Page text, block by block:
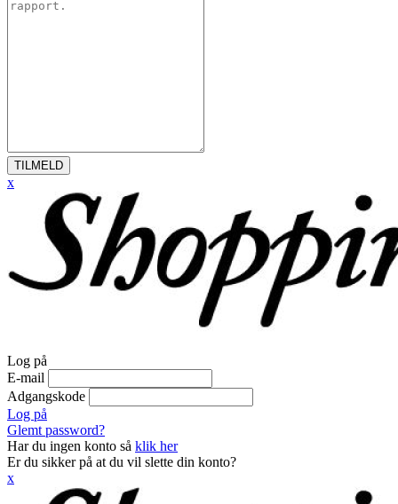
TILMELD
x
Log på
E-mail
Adgangskode
Log på
Glemt password?
Har du ingen konto så klik her
Er du sikker på at du vil slette din konto?
x